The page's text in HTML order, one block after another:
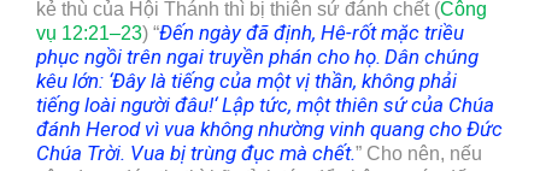
kẻ thù của Hội Thánh thì bị thiên sứ đánh chết (Công
vụ 12:21–23) “Đến ngày đã định, Hê-rốt mặc triều
phục ngồi trên ngai truyền phán cho họ. Dân chúng
kêu lớn: ‘Đây là tiếng của một vị thần, không phải
tiếng loài người đâu!‘Lập tức, một thiên sứ của Chúa
đánh Herod vì vua không nhường vinh quang cho Đức
Chúa Trời. Vua bị trùng đục mà chết.” Cho nên, nếu